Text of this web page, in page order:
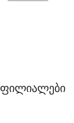
ფილიალები